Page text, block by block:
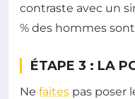
contraste avec un
% des hommes
ÉTAPE 3 : LA
Ne faites pas poser